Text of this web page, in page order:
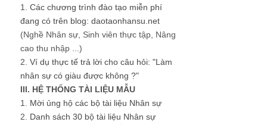
1. Các chương trình đào tạo miễn phí
đang có trên blog: daotaonhansu.net
(Nghề Nhân sự, Sinh viên thực tập, Nâng
cao thu nhập ...)
2. Ví dụ thực tế trả lời cho câu hỏi: "Làm
nhân sự có giàu được không ?"
III. HỆ THỐNG TÀI LIỆU MẪU
1. Mời ủng hộ các bộ tài liệu Nhân sự
2. Danh sách 30 bộ tài liệu Nhân sự